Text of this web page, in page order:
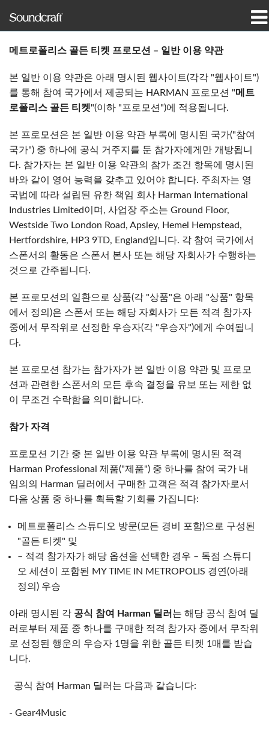
사례 연구 및 뉴스
구매처
교육
지원
연혁
언어/지역
메트로폴리스 골든 티켓 프로모션 – 일반 이용 약관
본 일반 이용 약관은 아래 명시된 웹사이트(각각 "웹사이트")
를 통해 참여 국가에서 제공되는 HARMAN 프로모션 "메트
로폴리스 골든 티켓"(이하 "프로모션")에 적용됩니다.
본 프로모션은 본 일반 이용 약관 부록에 명시된 국가("참여
국가") 중 하나에 공식 거주지를 둔 참가자에게만 개방됩니
다. 참가자는 본 일반 이용 약관의 참가 조건 항목에 명시된
바와 같이 영어 능력을 갖추고 있어야 합니다. 주최자는 영
국법에 따라 설립된 유한 책임 회사 Harman International
Industries Limited이며, 사업장 주소는 Ground Floor,
Westside Two London Road, Apsley, Hemel Hempstead,
Hertfordshire, HP3 9TD, England입니다. 각 참여 국가에서
스폰서의 활동은 스폰서 본사 또는 해당 자회사가 수행하는
것으로 간주됩니다.
본 프로모션의 일환으로 상품(각 "상품"은 아래 "상품" 항목
에서 정의)은 스폰서 또는 해당 자회사가 모든 적격 참가자
중에서 무작위로 선정한 우승자(각 "우승자")에게 수여됩니
다.
본 프로모션 참가는 참가자가 본 일반 이용 약관 및 프로모
션과 관련한 스폰서의 모든 후속 결정을 유보 또는 제한 없
이 무조건 수락함을 의미합니다.
참가 자격
프로모션 기간 중 본 일반 이용 약관 부록에 명시된 적격
Harman Professional 제품("제품") 중 하나를 참여 국가 내
임의의 Harman 딜러에서 구매한 고객은 적격 참가자로서
다음 상품 중 하나를 획득할 기회를 가집니다:
메트로폴리스 스튜디오 방문(모든 경비 포함)으로 구성된
"골든 티켓" 및
– 적격 참가자가 해당 옵션을 선택한 경우 – 독점 스튜디
오 세션이 포함된 MY TIME IN METROPOLIS 경연(아래
정의) 우승
아래 명시된 각 공식 참여 Harman 딜러 는 해당 공식 참여 딜
러로부터 제품 중 하나를 구매한 적격 참가자 중에서 무작위
로 선정된 행운의 우승자 1명을 위한 골든 티켓 1매를 받습
니다.
공식 참여 Harman 딜러는 다음과 같습니다:
- Gear4Music